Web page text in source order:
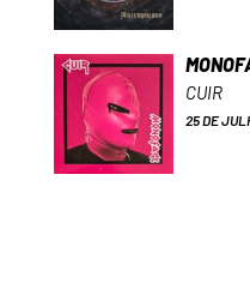
CUIR
25 DE